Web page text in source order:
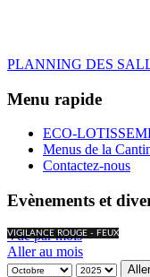
PLANNING DES
Menu rapide
ECO-
Menus de la
Contactez-nous
Evènements et
VIGILANCE ROUGE - FEUX
Vue par mois
Aller au mois